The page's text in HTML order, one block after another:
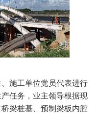
施工单位党员代表进行
任务，业主领导根据现
梁桩基、预制梁板内腔